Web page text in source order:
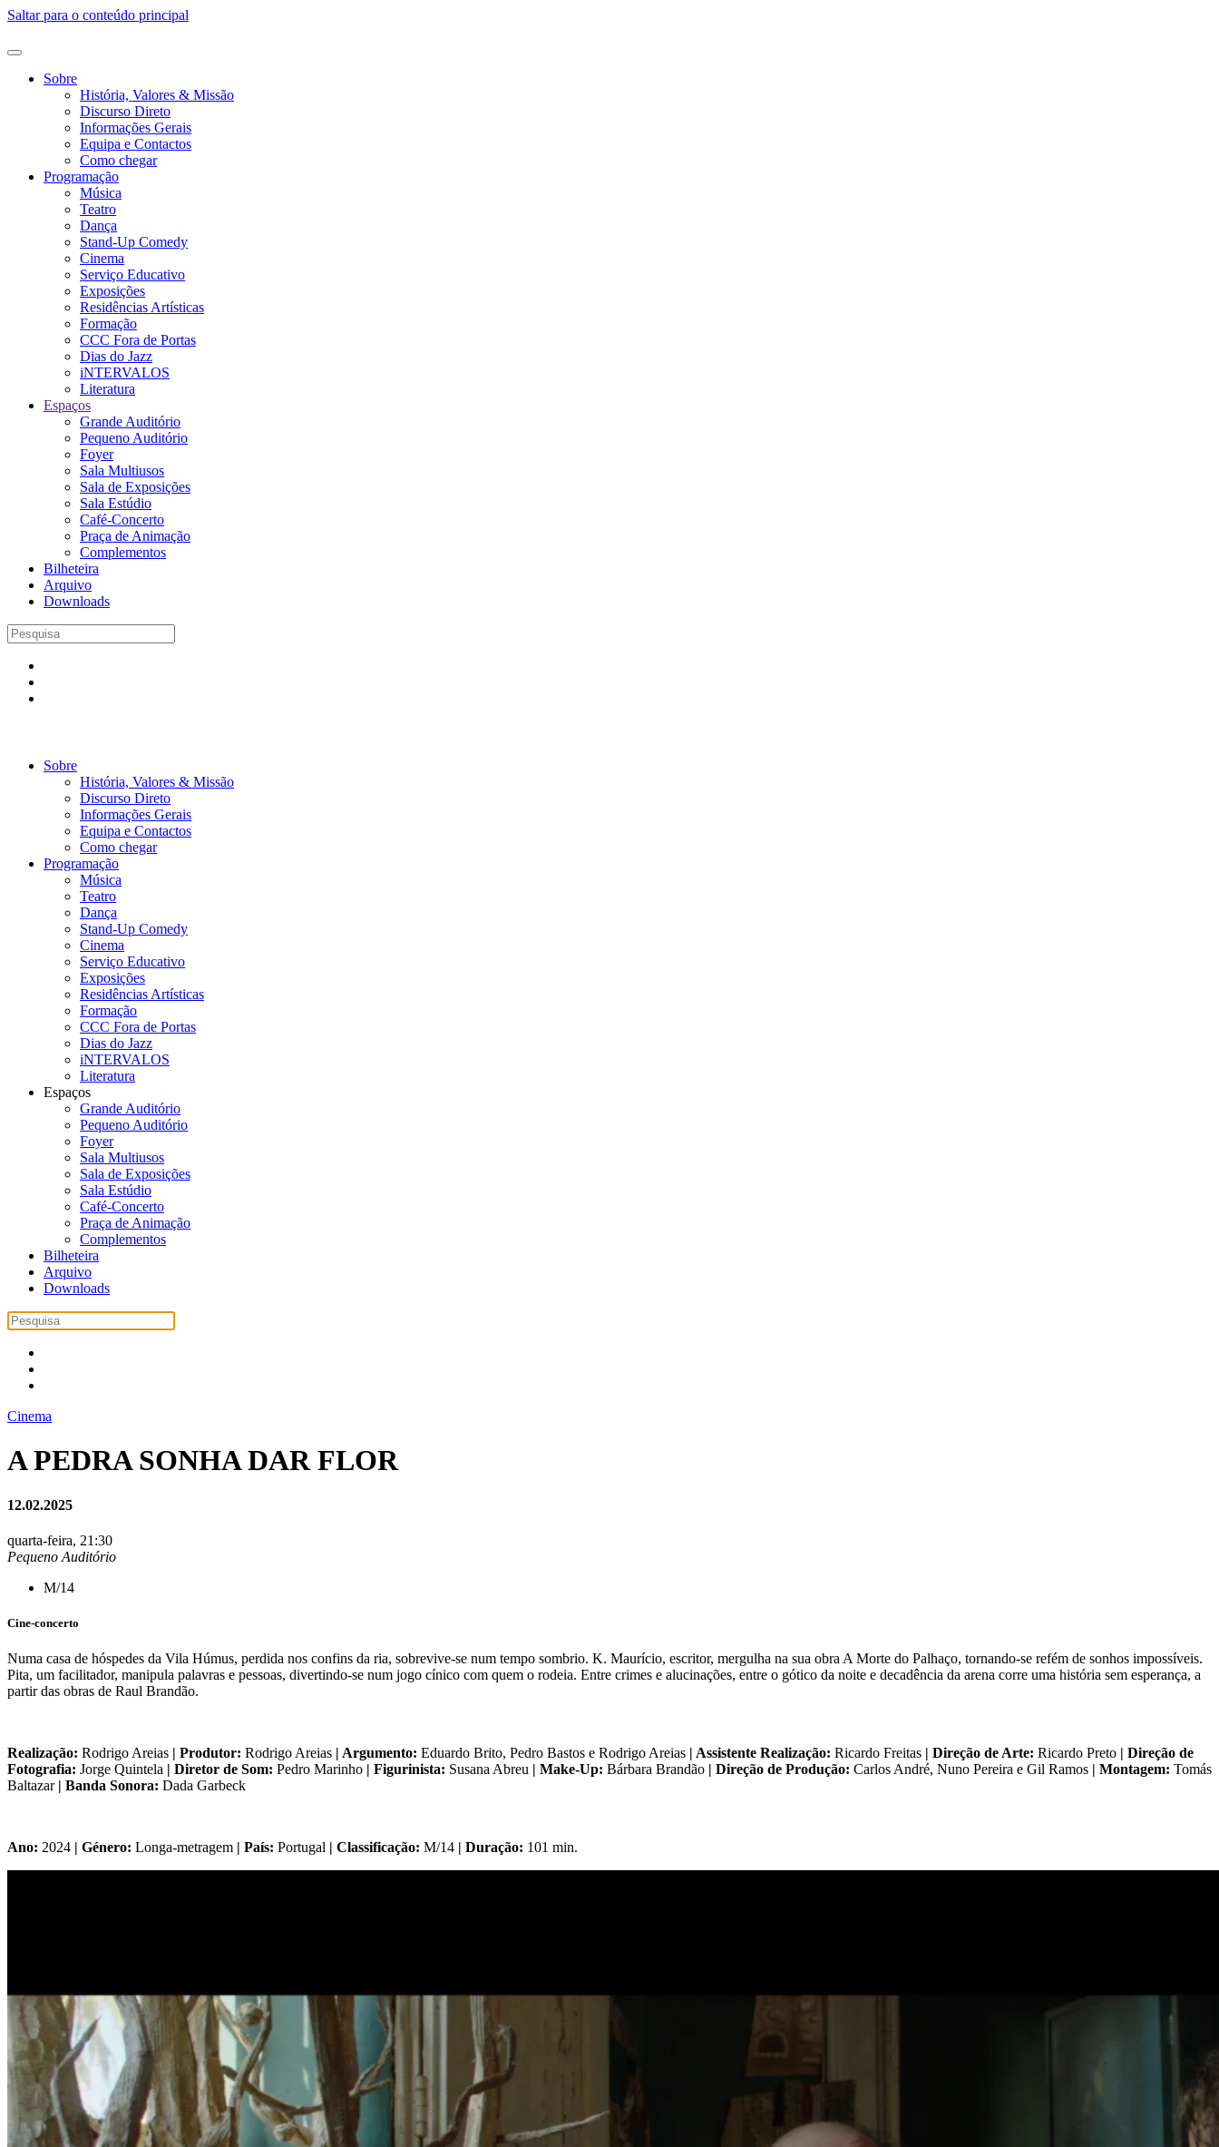
Saltar para o conteúdo principal
Sobre
História, Valores & Missão
Discurso Direto
Informações Gerais
Equipa e Contactos
Como chegar
Programação
Música
Teatro
Dança
Stand-Up Comedy
Cinema
Serviço Educativo
Exposições
Residências Artísticas
Formação
CCC Fora de Portas
Dias do Jazz
iNTERVALOS
Literatura
Espaços
Grande Auditório
Pequeno Auditório
Foyer
Sala Multiusos
Sala de Exposições
Sala Estúdio
Café-Concerto
Praça de Animação
Complementos
Bilheteira
Arquivo
Downloads
Sobre
História, Valores & Missão
Discurso Direto
Informações Gerais
Equipa e Contactos
Como chegar
Programação
Música
Teatro
Dança
Stand-Up Comedy
Cinema
Serviço Educativo
Exposições
Residências Artísticas
Formação
CCC Fora de Portas
Dias do Jazz
iNTERVALOS
Literatura
Espaços
Grande Auditório
Pequeno Auditório
Foyer
Sala Multiusos
Sala de Exposições
Sala Estúdio
Café-Concerto
Praça de Animação
Complementos
Bilheteira
Arquivo
Downloads
Cinema
A PEDRA SONHA DAR FLOR
12.02.2025
quarta-feira, 21:30
Pequeno Auditório
M/14
Cine-concerto
Numa casa de hóspedes da Vila Húmus, perdida nos confins da ria, sobrevive-se num tempo sombrio. K. Maurício, escritor, mergulha na sua obra A Morte do Palhaço, tornando-se refém de sonhos impossíveis.
Pita, um facilitador, manipula palavras e pessoas, divertindo-se num jogo cínico com quem o rodeia. Entre crimes e alucinações, entre o gótico da noite e decadência da arena corre uma história sem esperança, a
partir das obras de Raul Brandão.
Realização: Rodrigo Areias | Produtor: Rodrigo Areias | Argumento: Eduardo Brito, Pedro Bastos e Rodrigo Areias | Assistente Realização: Ricardo Freitas | Direção de Arte: Ricardo Preto
| Direção de
Fotografia: Jorge Quintela | Diretor de Som: Pedro Marinho | Figurinista: Susana Abreu | Make-Up: Bárbara Brandão | Direção de Produção: Carlos André, Nuno Pereira e Gil Ramos | Montagem: Tomás
Baltazar
| Banda Sonora: Dada Garbeck
Ano: 2024 | Género: Longa-metragem | País: Portugal | Classificação: M/14 | Duração: 101 min.